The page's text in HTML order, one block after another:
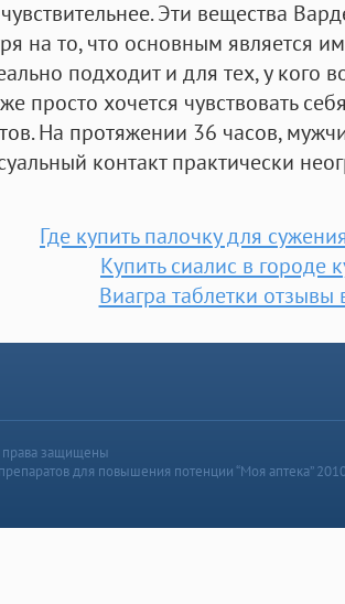
Эти вещества
на то, что основным является
подходит и для тех, у кого
просто хочется чувствовать
На протяжении 36 часов,
контакт практически
Где купить палочку для
Купить сиалис в городе
Виагра таблетки отзывы
права защищены
для повышения потенции “Моя аптека”